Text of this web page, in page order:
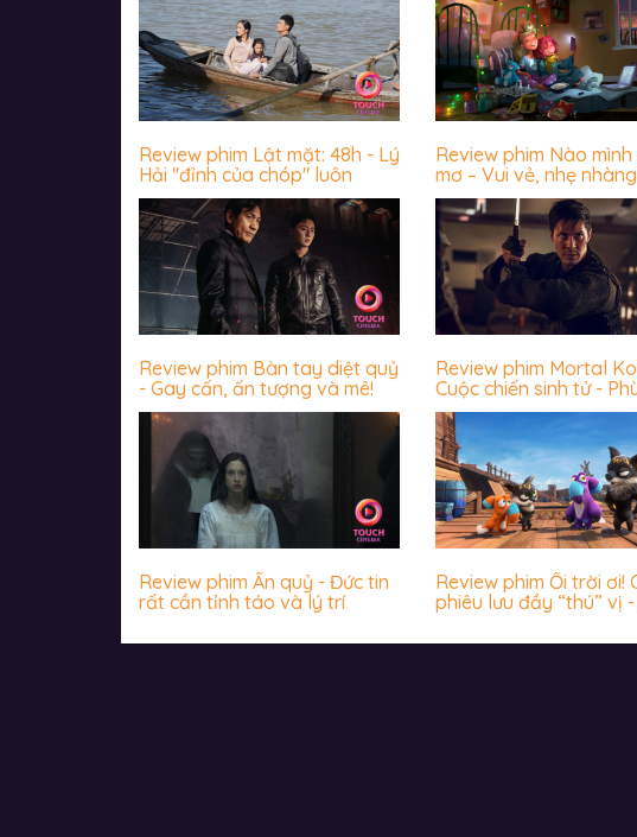
Review phim Lật mặt: 48h - Lý
Hải "đỉnh của chóp" luôn
Review phim Nào mình
mơ – Vui vẻ, nhẹ nhàng
Review phim Bàn tay diệt quỷ
- Gay cấn, ấn tượng và mê!
Review phim Mortal
Cuộc chiến sinh tử -
James Wan chưa bao
khiến khán giả thất
Review phim Ấn quỷ - Đức tin
rất cần tỉnh táo và lý trí
Review phim Ối trời ơi!
phiêu lưu đầy “thú” vị -